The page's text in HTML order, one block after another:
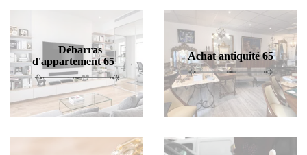
Débarras
d'appartement 65
Achat antiquité 65